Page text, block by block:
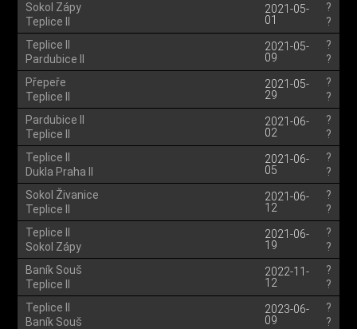
Sokol Zápy
Teplice II
2021-05-
01
?
?
Teplice II
Pardubice II
2021-05-
09
?
?
Přepeře
Teplice II
2021-05-
29
?
?
Pardubice II
Teplice II
2021-06-
02
?
?
Teplice II
Dukla Praha II
2021-06-
05
?
?
Sokol Živanice
Teplice II
2021-06-
12
?
?
Teplice II
Sokol Zápy
2021-06-
19
?
?
Baník Souš
Teplice II
2022-11-
12
?
?
Teplice II
Baník Souš
2023-06-
09
?
?